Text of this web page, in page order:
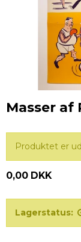
Masser af
Produktet er
0,00 DKK
Lagerstatus: